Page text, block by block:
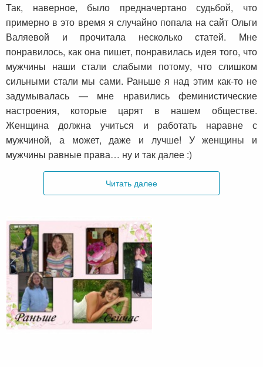
Так, наверное, было предначертано судьбой, что
примерно в это время я случайно попала на сайт Ольги
Валяевой и прочитала несколько статей. Мне
понравилось, как она пишет, понравилась идея того, что
мужчины наши стали слабыми потому, что слишком
сильными стали мы сами. Раньше я над этим как-то не
задумывалась — мне нравились феминистические
настроения, которые царят в нашем обществе.
Женщина должна учиться и работать наравне с
мужчиной, а может, даже и лучше! У женщины и
мужчины равные права… ну и так далее :)
Читать далее